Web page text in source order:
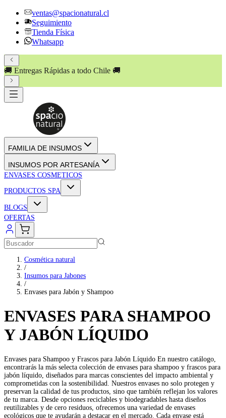
ventas@spacionatural.cl
Seguimiento
Tienda Física
Whatsapp
🚚 Entregas Rápidas a todo Chile 🚚
FAMILIA DE INSUMOS
INSUMOS POR ARTESANÍA
ENVASES COSMETICOS
PRODUCTOS SPA
BLOGS
OFERTAS
Cosmética natural
/
Insumos para Jabones
/
Envases para Jabón y Shampoo
ENVASES PARA SHAMPOO
Y JABÓN LÍQUIDO
Envases para Shampoo y Frascos para Jabón Líquido En nuestro catálogo,
encontrarás la más selecta colección de envases para shampoo y frascos para
jabón líquido, diseñados para marcas conscientes del impacto ambiental y
comprometidas con la sostenibilidad. Nuestros envases no solo protegen y
preservan la calidad de tus productos, sino que también reflejan los valores
de tu marca. Desde opciones reciclables y biodegradables hasta diseños
reutilizables y de cero residuos, ofrecemos una variedad de envases
ecológicos que te ayudarán a destacar en el mercado. Cada envase está